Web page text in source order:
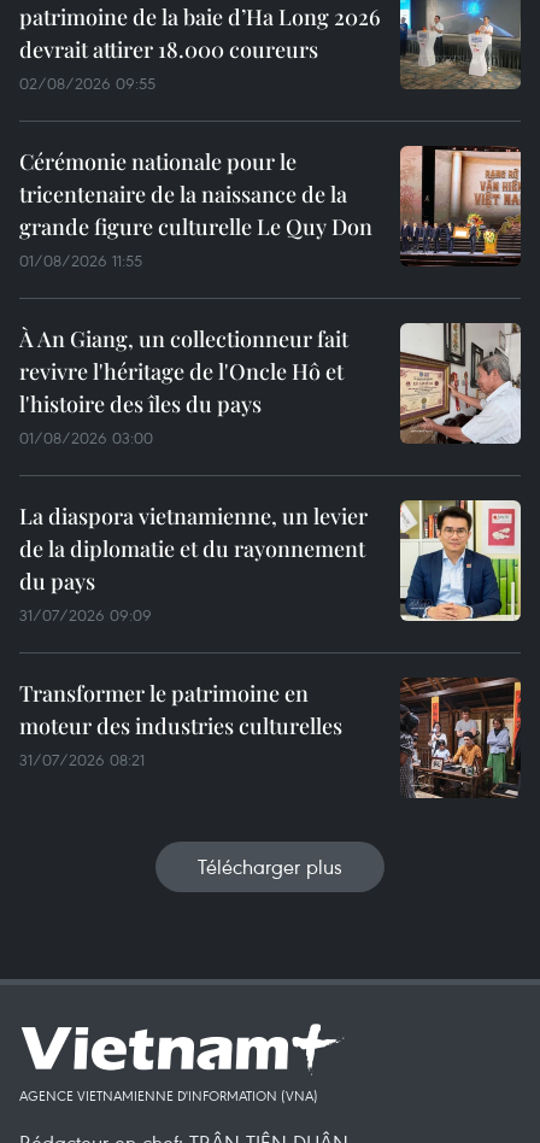
patrimoine de la baie d’Ha Long 2026
devrait attirer 18.000 coureurs
02/08/2026 09:55
Cérémonie nationale pour le
tricentenaire de la naissance de la
grande figure culturelle Le Quy Don
01/08/2026 11:55
À An Giang, un collectionneur fait
revivre l'héritage de l'Oncle Hô et
l'histoire des îles du pays
01/08/2026 03:00
La diaspora vietnamienne, un levier
de la diplomatie et du rayonnement
du pays
31/07/2026 09:09
Transformer le patrimoine en
moteur des industries culturelles
31/07/2026 08:21
Télécharger plus
AGENCE VIETNAMIENNE D'INFORMATION (VNA)